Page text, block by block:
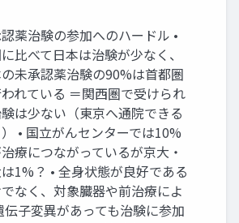
薬治験の参加へのハードル •
⽐べて⽇本は治験が少なく、
未承認薬治験の90%は⾸都圏
れている ＝関⻄圏で受けられ
は少ない（東京へ通院できる
• 国⽴がんセンターでは10%
療につながっているが京⼤・
1%？ • 全⾝状態が良好である
なく、対象臓器や前治療によ
伝⼦変異があっても治験に参加